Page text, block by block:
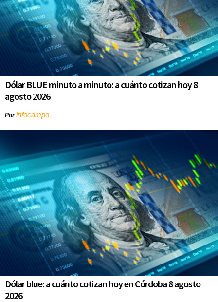
Dólar BLUE minuto a minuto: a cuánto cotizan hoy 8
agosto 2026
Porinfocampo
Dólar blue: a cuánto cotizan hoy en Córdoba 8 agosto
2026